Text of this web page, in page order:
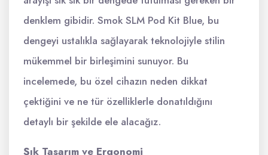
denklem gibidir. Smok SLM Pod Kit Blue, bu
dengeyi ustalıkla sağlayarak teknolojiyle stilin
mükemmel bir birleşimini sunuyor. Bu
incelemede, bu özel cihazın neden dikkat
çektiğini ve ne tür özelliklerle donatıldığını
detaylı bir şekilde ele alacağız.
Şık Tasarım ve Ergonomi